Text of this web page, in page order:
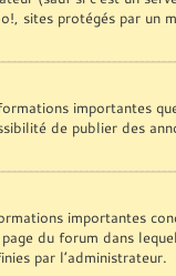
sites protégés par un
importantes
de publier des
importantes
du forum dans
par l’administrateur.